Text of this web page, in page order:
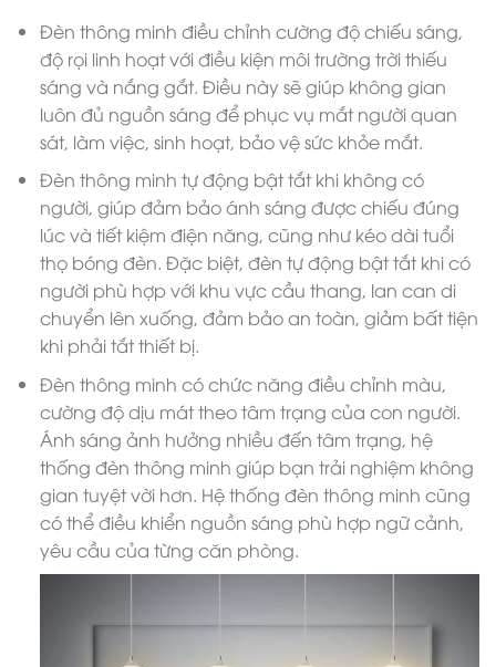
Đèn thông minh điều chỉnh cường độ chiếu sáng,
độ rọi linh hoạt với điều kiện môi trường trời thiếu
sáng và nắng gắt. Điều này sẽ giúp không gian
luôn đủ nguồn sáng để phục vụ mắt người quan
sát, làm việc, sinh hoạt, bảo vệ sức khỏe mắt.
Đèn thông minh tự động bật tắt khi không có
người, giúp đảm bảo ánh sáng được chiếu đúng
lúc và tiết kiệm điện năng, cũng như kéo dài tuổi
thọ bóng đèn. Đặc biệt, đèn tự động bật tắt khi có
người phù hợp với khu vực cầu thang, lan can di
chuyển lên xuống, đảm bảo an toàn, giảm bất tiện
khi phải tắt thiết bị.
Đèn thông minh có chức năng điều chỉnh màu,
cường độ dịu mát theo tâm trạng của con người.
Ánh sáng ảnh hưởng nhiều đến tâm trạng, hệ
thống đèn thông minh giúp bạn trải nghiệm không
gian tuyệt vời hơn. Hệ thống đèn thông minh cũng
có thể điều khiển nguồn sáng phù hợp ngữ cảnh,
yêu cầu của từng căn phòng.